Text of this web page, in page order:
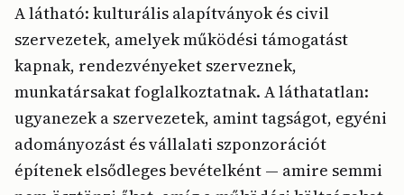
A látható: kulturális alapítványok és civil
szervezetek, amelyek működési támogatást
kapnak, rendezvényeket szerveznek,
munkatársakat foglalkoztatnak. A láthatatlan:
ugyanezek a szervezetek, amint tagságot, egyéni
adományozást és vállalati szponzorációt
építenek elsődleges bevételként — amire semmi